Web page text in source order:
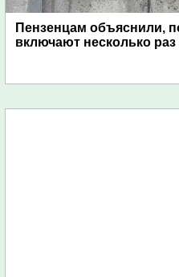
Пензенцам объяснили,
включают несколько раз